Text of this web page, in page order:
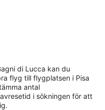
di Lucca kan du
flyg till flygplatsen i Pisa
antal
i sökningen för att